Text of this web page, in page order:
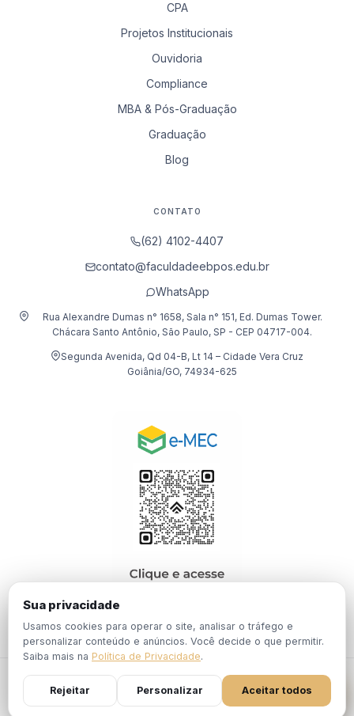
CPA
Projetos Institucionais
Ouvidoria
Compliance
MBA & Pós-Graduação
Graduação
Blog
CONTATO
(62) 4102-4407
contato@faculdadeebpos.edu.br
WhatsApp
Rua Alexandre Dumas n° 1658, Sala n° 151, Ed. Dumas Tower.
Chácara Santo Antônio, São Paulo, SP - CEP 04717-004.
Segunda Avenida, Qd 04-B, Lt 14 – Cidade Vera Cruz
Goiânia/GO, 74934-625
© 2026 EBPÓS. Todos os direitos reservados.
Política de
Privacidade
Termos de
Uso
Portaria Nº 1.201, de 19 de Dezembro de
2024
Sua privacidade
Usamos cookies para operar o site, analisar o tráfego e
personalizar conteúdo e anúncios. Você decide o que permitir.
Saiba mais na Política de Privacidade.
Rejeitar Personalizar Aceitar todos